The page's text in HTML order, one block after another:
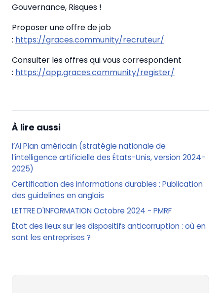
Gouvernance, Risques !
Proposer une offre de job
: https://graces.community/recruteur/
Consulter les offres qui vous correspondent
: https://app.graces.community/register/
À lire aussi
l’AI Plan américain (stratégie nationale de
l’intelligence artificielle des États-Unis, version 2024-
2025)
Certification des informations durables : Publication
des guidelines en anglais
LETTRE D'INFORMATION Octobre 2024 - PMRF
État des lieux sur les dispositifs anticorruption : où en
sont les entreprises ?